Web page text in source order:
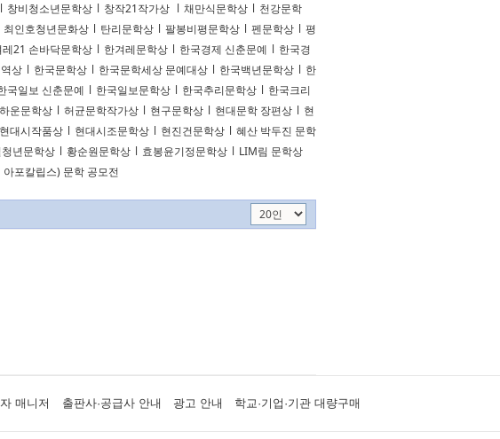
l 창비청소년문학상 l 창작21작가상 l 채만식문학상 l 천강문학
최인호청년문화상 l 탄리문학상 l 팔봉비평문학상 l 펜문학상 l 평
레21 손바닥문학상 l 한겨레문학상 l 한국경제 신춘문예 l 한국경
상 l 한국문학상 l 한국문학세상 문예대상 l 한국백년문학상 l 한
국일보 신춘문예 l 한국일보문학상 l 한국추리문학상 l 한국크리
운문학상 l 허균문학작가상 l 현구문학상 l 현대문학 장편상 l 현
현대시작품상 l 현대시조문학상 l 현진건문학상 l 혜산 박두진 문학
년문학상 l 황순원문학상 l 효봉윤기정문학상 l LIM림 문학상
아포칼립스) 문학 공모전
매니저 출판사·공급사 안내 광고 안내 학교·기업·기관 대량구매